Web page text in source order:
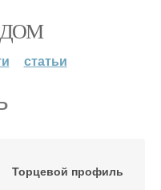
статьи
Торцевой профиль